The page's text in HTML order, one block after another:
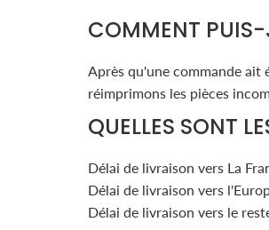
COMMENT PUIS-
Après qu'une commande ait
réimprimons les pièces
QUELLES SONT
Délai de livraison vers La
Délai de livraison vers
Délai de livraison vers le